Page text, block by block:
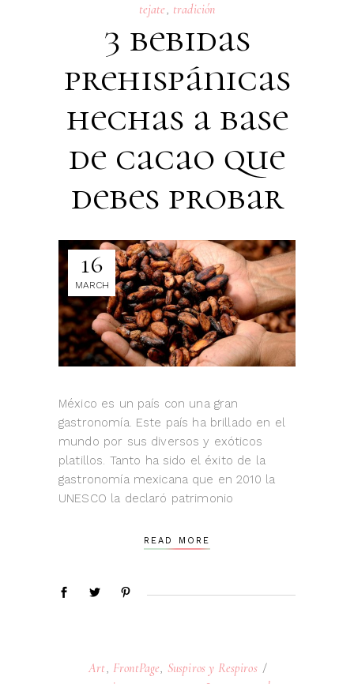
tejate, tradición
3 bebidas
prehispánicas
hechas a base
de cacao que
debes probar
16
MARCH
México es un país con una gran
gastronomía. Este país ha brillado en el
mundo por sus diversos y exóticos
platillos. Tanto ha sido el éxito de la
gastronomía mexicana que en 2010 la
UNESCO la declaró patrimonio
READ MORE
Art, FrontPage, Suspiros y Respiros